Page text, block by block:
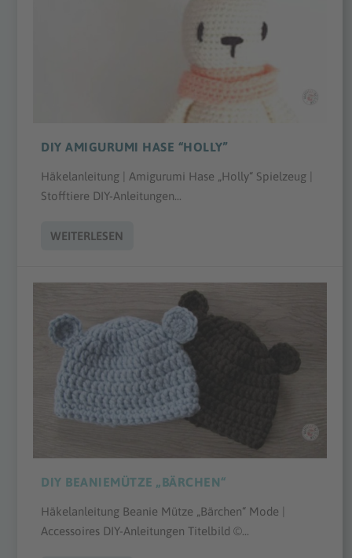
DIY AMIGURUMI HASE “HOLLY”
Häkelanleitung | Amigurumi Hase „Holly“ Spielzeug |
Stofftiere DIY-Anleitungen...
WEITERLESEN
DIY BEANIEMÜTZE „BÄRCHEN“
Häkelanleitung Beanie Mütze „Bärchen“ Mode |
Accessoires DIY-Anleitungen Titelbild ©...